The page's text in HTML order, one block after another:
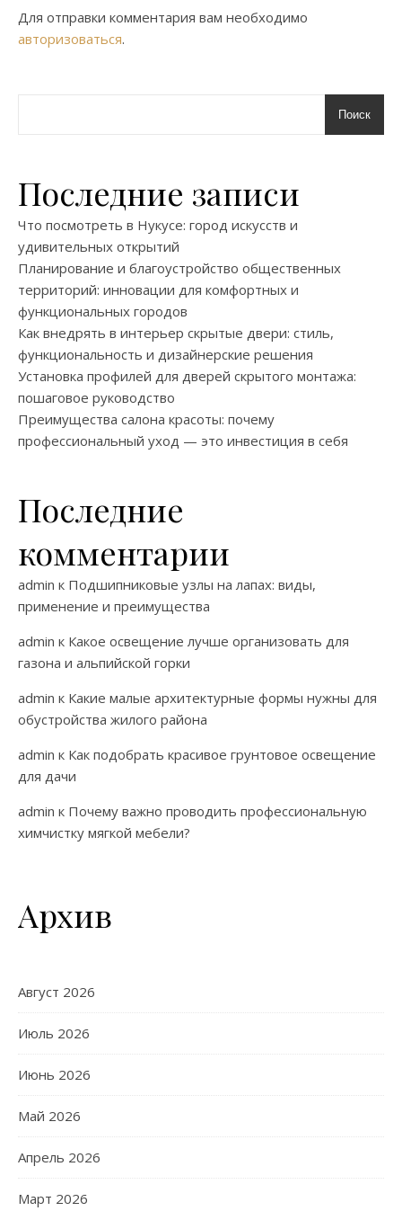
Для отправки комментария вам необходимо
авторизоваться.
Поиск
Последние записи
Что посмотреть в Нукусе: город искусств и
удивительных открытий
Планирование и благоустройство общественных
территорий: инновации для комфортных и
функциональных городов
Как внедрять в интерьер скрытые двери: стиль,
функциональность и дизайнерские решения
Установка профилей для дверей скрытого монтажа:
пошаговое руководство
Преимущества салона красоты: почему
профессиональный уход — это инвестиция в себя
Последние
комментарии
admin к Подшипниковые узлы на лапах: виды,
применение и преимущества
admin к Какое освещение лучше организовать для
газона и альпийской горки
admin к Какие малые архитектурные формы нужны для
обустройства жилого района
admin к Как подобрать красивое грунтовое освещение
для дачи
admin к Почему важно проводить профессиональную
химчистку мягкой мебели?
Архив
Август 2026
Июль 2026
Июнь 2026
Май 2026
Апрель 2026
Март 2026